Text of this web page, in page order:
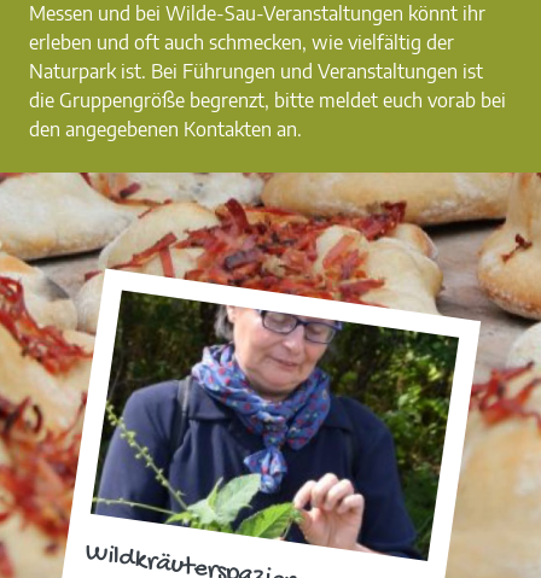
Messen und bei Wilde-Sau-Veranstaltungen könnt ihr
erleben und oft auch schmecken, wie vielfältig der
Naturpark ist. Bei Führungen und Veranstaltungen ist
die Gruppengröße begrenzt, bitte meldet euch vorab bei
den angegebenen Kontakten an.